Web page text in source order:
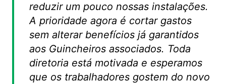
reduzir um pouco nossas instalações.
A prioridade agora é cortar gastos
sem alterar benefícios já garantidos
aos Guincheiros associados. Toda
diretoria está motivada e esperamos
que os trabalhadores gostem do novo